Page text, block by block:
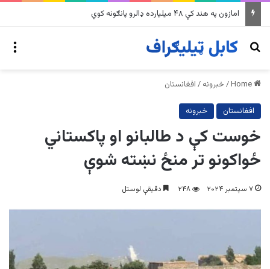
په وینزویلا کې زورورو زلزلو پراخ زیانونه اړولي
Search for
/خبرونه / افغانستان
افغانستان خبرونه
خوست کې د طالبانو او پاکستاني
ځواکونو تر منځ نښته شوې
۷ سپتمبر ۲۰۲۴ ۲۴۸ دقیقې لوستل